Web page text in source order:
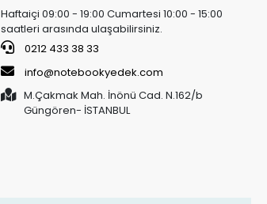
Haftaiçi 09:00 - 19:00 Cumartesi 10:00 - 15:00
saatleri arasında ulaşabilirsiniz.
0212 433 38 33
info@notebookyedek.com
M.Çakmak Mah. İnönü Cad. N.162/b
Güngören- İSTANBUL